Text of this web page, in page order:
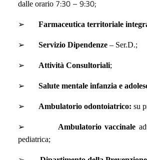
dalle orario 7:30 – 9:30;
➢ Farmaceutica territoriale
➢ Servizio Dipendenze – Ser.D.;
➢ Attività Consultoriali;
➢ Salute mentale infanzia e
➢ Ambulatorio odontoiatrico: su
➢ Ambulatorio vaccinale
pediatrica;